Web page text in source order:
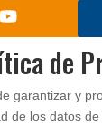
de
garantizar y
de los datos